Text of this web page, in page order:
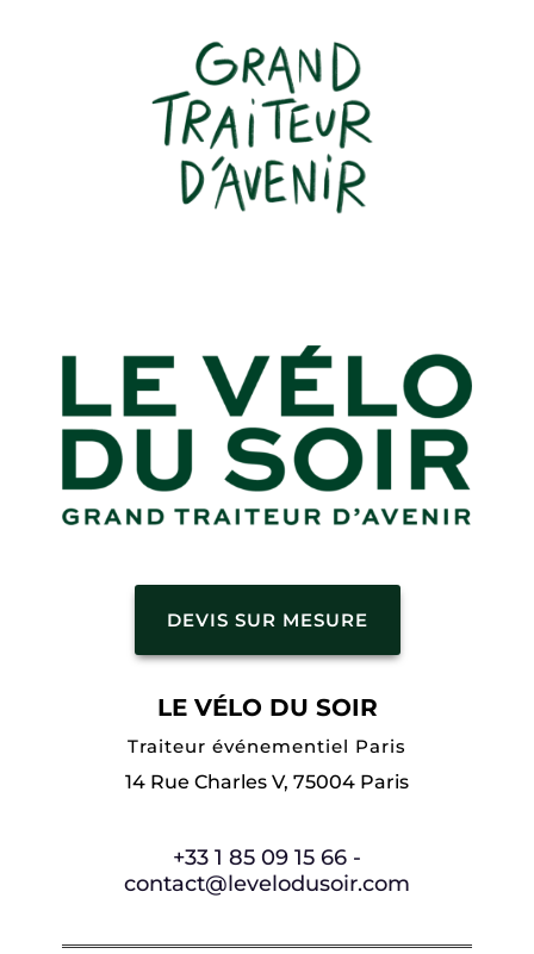
DEVIS SUR MESURE
LE VÉLO DU SOIR
Traiteur événementiel Paris
14 Rue Charles V, 75004 Paris
+33 1 85 09 15 66 -
contact@levelodusoir.com